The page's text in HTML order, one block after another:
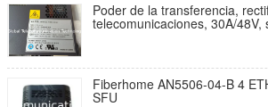
Poder de la transferencia,
telecomunicaciones, 30A/48V,
Fiberhome AN5506-04-B 4
SFU